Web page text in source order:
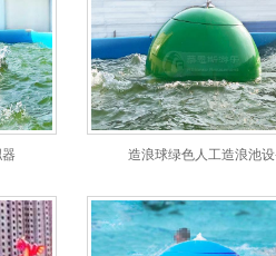
造浪球绿色人工造浪池